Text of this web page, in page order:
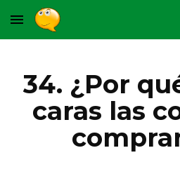
Skip to main content
34. ¿Por
caras las